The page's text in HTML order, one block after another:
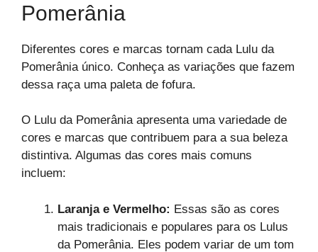
Pomerânia
Diferentes cores e marcas tornam cada Lulu da
Pomerânia único. Conheça as variações que fazem
dessa raça uma paleta de fofura.
O Lulu da Pomerânia apresenta uma variedade de
cores e marcas que contribuem para a sua beleza
distintiva. Algumas das cores mais comuns
incluem:
Laranja e Vermelho: Essas são as cores
mais tradicionais e populares para os Lulus
da Pomerânia. Eles podem variar de um tom